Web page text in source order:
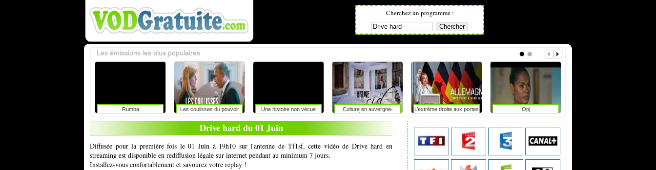
Cherchez un programme :
Rumba Les coulisses du pouvoir Une histoire non vécue
Culture en auvergne-
rhône-alpes
L’extrême droite aux portes
du pouvoir en saxe-anhalt
?
Opj
Les émissions les plus populaires
Drive hard du 01 Juin
Diffusée pour la première fois le 01 Juin à 19h10 sur l'antenne de Tf1sf, cette vidéo de Drive hard en
streaming est disponible en rediffusion légale sur internet pendant au minimum 7 jours.
Installez-vous confortablement et savourez votre replay !